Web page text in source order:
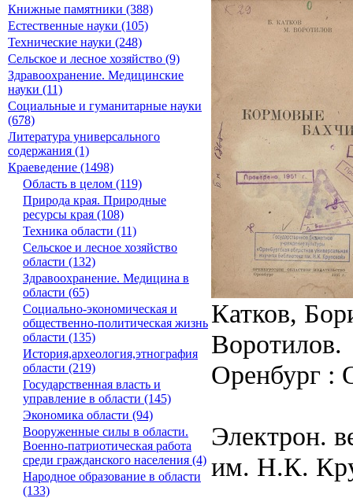
Книжные памятники (388)
Естественные науки (105)
Технические науки (248)
Сельское и лесное хозяйство (9)
Здравоохранение. Медицинские
науки (11)
Социальные и гуманитарные науки
(678)
Литература универсального
содержания (1)
Краеведение (1498)
Область в целом (119)
Природа края. Природные
ресурсы края (108)
Техника области (11)
Сельское и лесное хозяйство
области (132)
Здравоохранение. Медицина в
области (65)
Социально-экономическая и
общественно-политическая жизнь
области (135)
История,археология,этнография
области (219)
Государственная власть и
управление в области (145)
Экономика области (94)
Вооруженные силы в области.
Военно-патриотическая работа
среди гражданского населения (4)
Народное образование в области
(133)
Катков,
Воротилов.
Оренбург :
Электрон.
им. Н.К.